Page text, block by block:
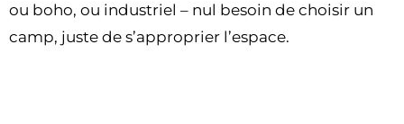
ou boho, ou industriel – nul besoin de choisir un
camp, juste de s’approprier l’espace.